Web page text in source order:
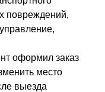
повреждений,
оформил заказ
место
выезда